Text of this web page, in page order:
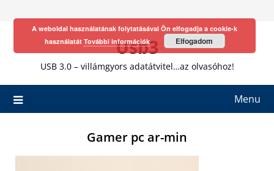
Usb3
USB 3.0 – villámgyors adatátvitel…az olvasóhoz!
Menu
Gamer pc ar-min
A weboldal használatának folytatásával Ön elfogadja a cookie-k
használatát További információk Elfogadom